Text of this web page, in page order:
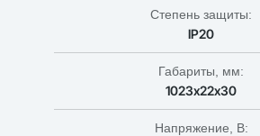
Степень защиты:
IP20
Габариты, мм:
1023х22х30
Напряжение, В: